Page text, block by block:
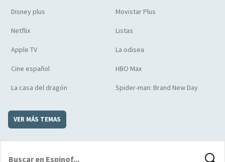
Disney plus Movistar Plus
Netflix Listas
Apple TV La odisea
Cine español HBO Max
La casa del dragón Spider-man: Brand New Day
VER MÁS TEMAS